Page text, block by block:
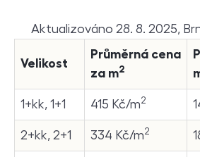
Aktualizováno 28. 8. 2025,
Velikost
Průměrná cena
za m2
1+kk, 1+1 415 Kč/m2
2+kk, 2+1 334 Kč/m2